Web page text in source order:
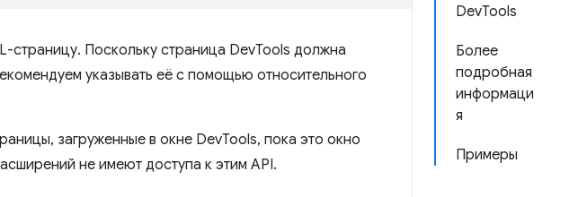
DevTools
Более
подробная
информаци
я
Примеры
страницу. Поскольку страница DevTools должна
указывать её с помощью относительного
загруженные в окне DevTools, пока это окно
не имеют доступа к этим API.